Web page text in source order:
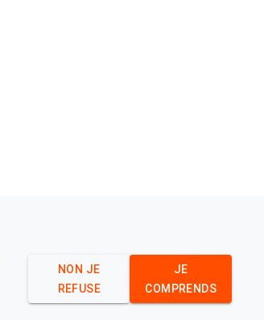
NON JE
REFUSE
JE
COMPRENDS